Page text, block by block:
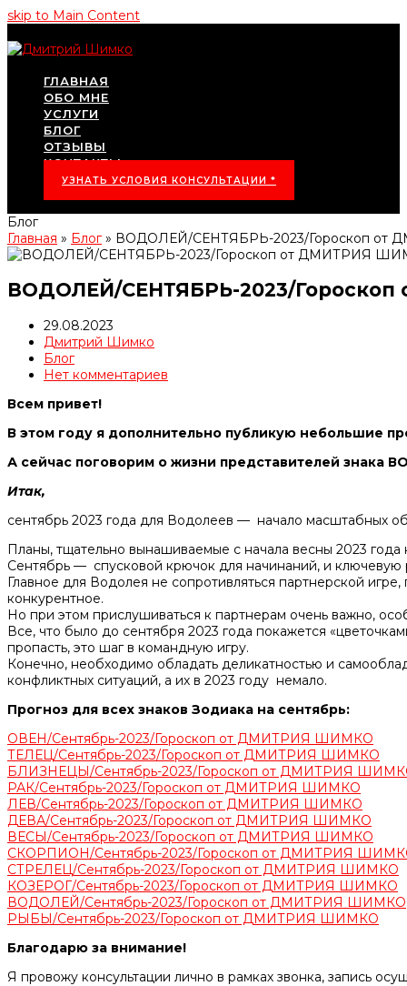
skip to Main Content
ГЛАВНАЯ
ОБО МНЕ
УСЛУГИ
БЛОГ
ОТЗЫВЫ
КОНТАКТЫ
УЗНАТЬ УСЛОВИЯ КОНСУЛЬТАЦИИ *
Блог
Главная » Блог» ВОДОЛЕЙ/СЕНТЯБРЬ-2023/Гороскоп
ВОДОЛЕЙ/СЕНТЯБРЬ-2023/
29.08.2023
Дмитрий Шимко
Блог
Нет комментариев
Всем привет!
В этом году я дополнительно публикую небольшие
А сейчас поговорим о жизни представителей знака
Итак,
сентябрь 2023 года для Водолеев — начало масштабных
Планы, тщательно вынашиваемые с начала весны 2023
Сентябрь — спусковой крючок для начинаний, и ключевую
Главное для Водолея не сопротивляться партнерской
конкурентное.
Но при этом прислушиваться к партнерам очень важно,
Все, что было до сентября 2023 года покажется
пропасть, это шаг в командную игру.
Конечно, необходимо обладать деликатностью и
конфликтных ситуаций, а их в 2023 году немало.
Прогноз для всех знаков Зодиака на сентябрь:
ОВЕН/Сентябрь-2023/Гороскоп от ДМИТРИЯ ШИМКО
ТЕЛЕЦ/Сентябрь-2023/Гороскоп от ДМИТРИЯ ШИМКО
БЛИЗНЕЦЫ/Сентябрь-2023/Гороскоп от ДМИТРИЯ
РАК/Сентябрь-2023/Гороскоп от ДМИТРИЯ ШИМКО
ЛЕВ/Сентябрь-2023/Гороскоп от ДМИТРИЯ ШИМКО
ДЕВА/Сентябрь-2023/Гороскоп от ДМИТРИЯ ШИМКО
ВЕСЫ/Сентябрь-2023/Гороскоп от ДМИТРИЯ ШИМКО
СКОРПИОН/Сентябрь-2023/Гороскоп от ДМИТРИЯ
СТРЕЛЕЦ/Сентябрь-2023/Гороскоп от ДМИТРИЯ ШИМКО
КОЗЕРОГ/Сентябрь-2023/Гороскоп от ДМИТРИЯ ШИМКО
ВОДОЛЕЙ/Сентябрь-2023/Гороскоп от ДМИТРИЯ ШИМКО
РЫБЫ/Сентябрь-2023/Гороскоп от ДМИТРИЯ ШИМКО
Благодарю за внимание!
Я провожу консультации лично в рамках звонка, запись